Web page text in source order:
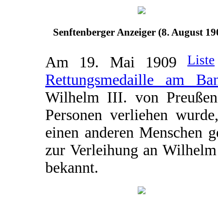
Senftenberger Anzeiger (8. August
Am 19. Mai 1909 Liste
Rettungsmedaille am
Wilhelm III. von
Personen verliehen
einen anderen Menschen
zur Verleihung an
bekannt.